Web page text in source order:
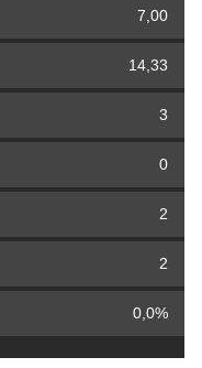
7,00
14,33
3
0
2
2
0,0%